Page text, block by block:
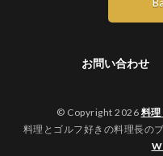
お問い合わせ
© Copyright 2026 料
料理とゴルフ好きの料理長の